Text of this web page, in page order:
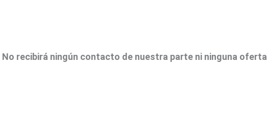
No recibirá ningún contacto de nuestra parte ni ninguna oferta